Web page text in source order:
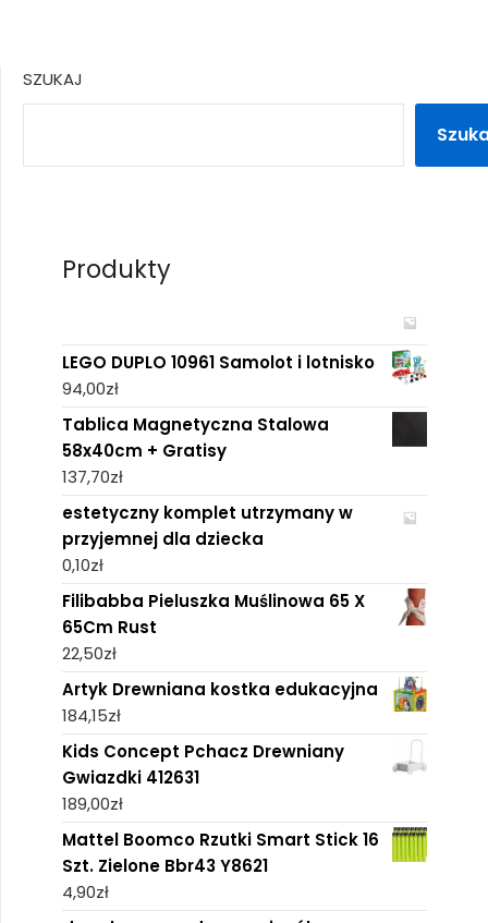
SZUKAJ
Produkty
LEGO DUPLO 10961 Samolot i lotnisko
94,00zł
Tablica Magnetyczna Stalowa
58x40cm + Gratisy
137,70zł
estetyczny komplet utrzymany w
przyjemnej dla dziecka
0,10zł
Filibabba Pieluszka Muślinowa 65 X
65Cm Rust
22,50zł
Artyk Drewniana kostka edukacyjna
184,15zł
Kids Concept Pchacz Drewniany
Gwiazdki 412631
189,00zł
Mattel Boomco Rzutki Smart Stick 16
Szt. Zielone Bbr43 Y8621
4,90zł